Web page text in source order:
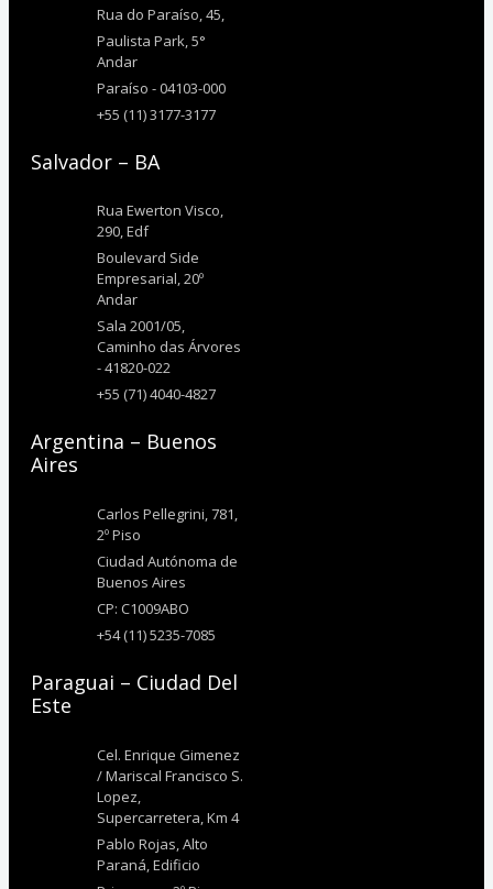
Rua do Paraíso, 45,
Paulista Park, 5°
Andar
Paraíso - 04103-000
+55 (11) 3177-3177
Salvador – BA
Rua Ewerton Visco,
290, Edf
Boulevard Side
Empresarial, 20º
Andar
Sala 2001/05,
Caminho das Árvores
- 41820-022
+55 (71) 4040-4827
Argentina – Buenos
Aires
Carlos Pellegrini, 781,
2º Piso
Ciudad Autónoma de
Buenos Aires
CP: C1009ABO
+54 (11) 5235-7085
Paraguai – Ciudad Del
Este
Cel. Enrique Gimenez
/ Mariscal Francisco S.
Lopez,
Supercarretera, Km 4
Pablo Rojas, Alto
Paraná, Edificio